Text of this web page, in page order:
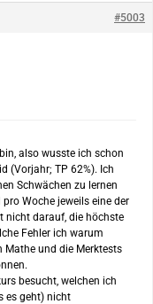
#5003
also wusste ich schon
(Vorjahr; TP 62%). Ich
Schwächen zu lernen
Woche jeweils eine der
nicht darauf, die höchste
Fehler ich warum
und die Merktests
besucht, welchen ich
es geht) nicht